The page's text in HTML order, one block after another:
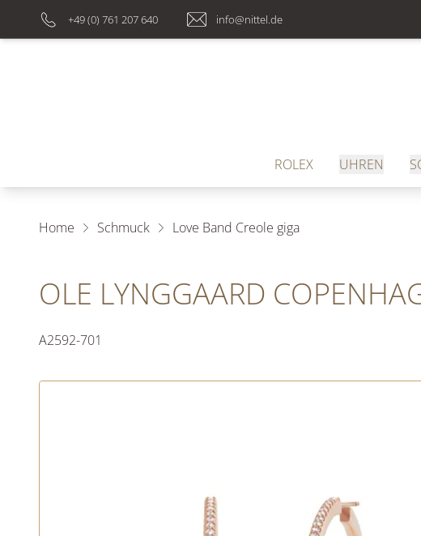
+49 (0) 761 207 640 info@nittel.de
ROLEX UHREN
Home Schmuck Love Band Creole giga
OLE LYNGGAARD
A2592-701